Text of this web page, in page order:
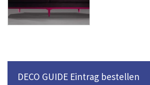
DECO GUIDE Eintrag bestellen